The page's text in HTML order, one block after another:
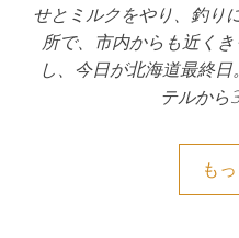
せとミルクをやり、釣り
所で、市内からも近く
し、今日が北海道最終
テルから
も